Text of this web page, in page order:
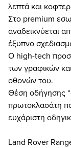
λεπτά και
Στο premium
αναδεικνύεται
έξυπνο
Ο high-tech
των γραφικών
οθονών του.
Θέση οδήγησης
πρωτοκλασάτη
ευχάριστη
Land Rover